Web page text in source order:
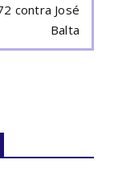
contra José
Balta